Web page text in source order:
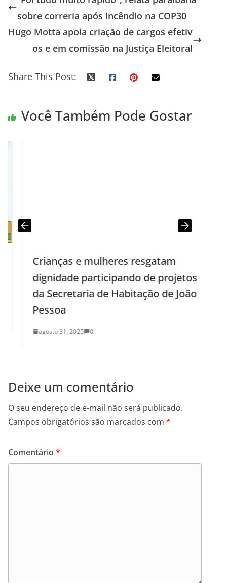
sobre correria após incêndio na COP30
Hugo Motta apoia criação de cargos efetiv
os e em comissão na Justiça Eleitoral
Share This Post:
Você Também Pode Gostar
Crianças e mulheres resgatam
dignidade participando de projetos
da Secretaria de Habitação de João
Pessoa
agosto 31, 2025 0
Deixe um comentário
O seu endereço de e-mail não será publicado.
Campos obrigatórios são marcados com *
Comentário *